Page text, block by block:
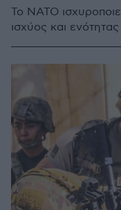
Το ΝΑΤΟ
ισχύος και